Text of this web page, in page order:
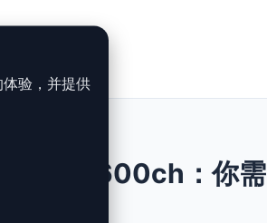
- 600ch：你需
验，并提供